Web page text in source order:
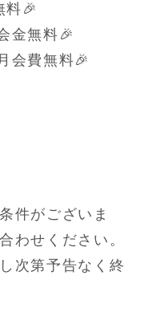
料🎉
金無料🎉
会費無料🎉
件がございま
わせください。
次第予告なく終